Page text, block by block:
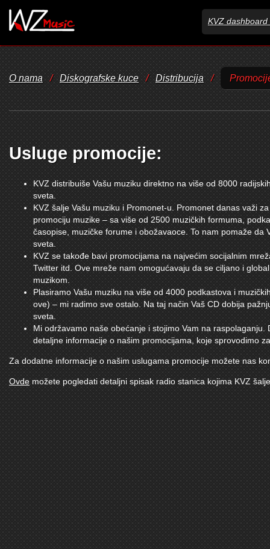
KVZ dashboard
O nama / Diskografske kuce / Distribucija /
Usluge promocije:
KVZ distribuiše Vašu muziku direktno na više od 8000
sveta.
KVZ šalje Vašu muziku i Promonet-u. Promonet danas važi
promociju muzike – sa više od 2500 muzičkih formuma,
časopise, muzičke forume i obožavaoce. To nam pomaže da
sveta.
KVZ se takođe bavi promocijama na najvećim socijalnim
Twitter itd. Ove mreže nam omogućavaju da se ciljano i
muzikom.
Plasiramo Vašu muziku na više od 4000 podkastova i
ove) – mi radimo sve ostalo. Na taj način Vaš CD dobija
sveta.
Mi održavamo naše obećanje i stojimo Vam na
detaljne informacije o našim promocijama, koje sprovodimo
Za dodatne informacije o našim uslugama promocije možete nas
Ovde možete pogledati detaljni spisak radio stanica kojima KVZ